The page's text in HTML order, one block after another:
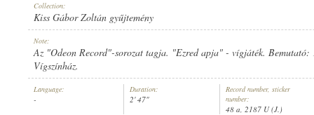
48 A
Collection:
Kiss Gábor Zoltán gyűjtemény
Note:
Az "Odeon Record"-sorozat tagja. "Ezred apja" - vígjáték. Bemutató:
Vígszínház.
Language:
-
Duration:
2' 47"
Record number, sticker
number:
48 a, 2187 U (J.)